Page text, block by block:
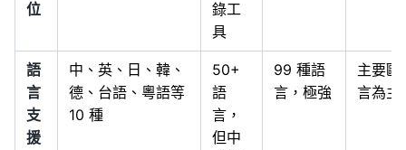
位
錄工
具
語
言
支
援
中、英、日、韓、
德、台語、粵語等
10 種
50+
語
言，
但中
99 種語
言，極強
主要歐
言為主